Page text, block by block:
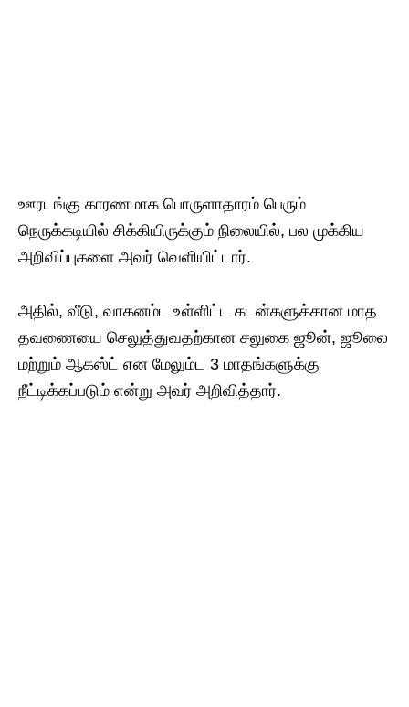
ஊரடங்கு காரணமாக பொருளாதாரம் பெரும்
நெருக்கடியில் சிக்கியிருக்கும் நிலையில், பல முக்கிய
அறிவிப்புகளை அவர் வெளியிட்டார்.
அதில், வீடு, வாகனம்ட உள்ளிட்ட கடன்களுக்கான மாத
தவணையை செலுத்துவதற்கான சலுகை ஜூன், ஜூலை
மற்றும் ஆகஸ்ட் என மேலும்ட 3 மாதங்களுக்கு
நீட்டிக்கப்படும் என்று அவர் அறிவித்தார்.